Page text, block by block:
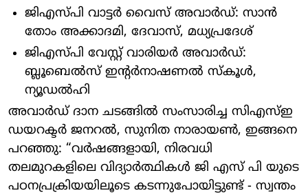
ജിഎസ്പി വാട്ടർ വൈസ് അവാർഡ്: സാൻ
തോം അക്കാദമി, ദേവാസ്, മധ്യപ്രദേശ്
ജിഎസ്പി വേസ്റ്റ് വാരിയർ അവാർഡ്:
ബ്ലൂബെൽസ് ഇന്റർനാഷണൽ സ്കൂൾ,
ന്യൂഡൽഹി
അവാർഡ് ദാന ചടങ്ങിൽ സംസാരിച്ച സിഎസ്ഇ
ഡയറക്ടർ ജനറൽ, സുനിത നാരായൺ, ഇങ്ങനെ
പറഞ്ഞു: “വർഷങ്ങളായി, നിരവധി
തലമുറകളിലെ വിദ്യാർത്ഥികൾ ജി എസ് പി യുടെ
പഠനപ്രക്രിയയിലൂടെ കടന്നുപോയിട്ടുണ്ട് - സ്വന്തം